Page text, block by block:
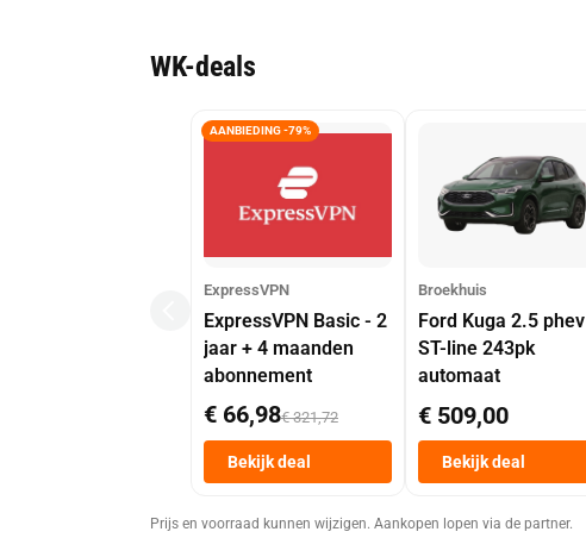
WK-deals
AANBIEDING -79%
ExpressVPN
ExpressVPN Basic - 2
jaar + 4 maanden
abonnement
€ 66,98€ 321,72
Bekijk deal
Broekhuis
Ford Kuga 2.5 phev
ST-line 243pk
automaat
€ 509,00
Bekijk deal
Prijs en voorraad kunnen wijzigen. Aankopen lopen via de partner.